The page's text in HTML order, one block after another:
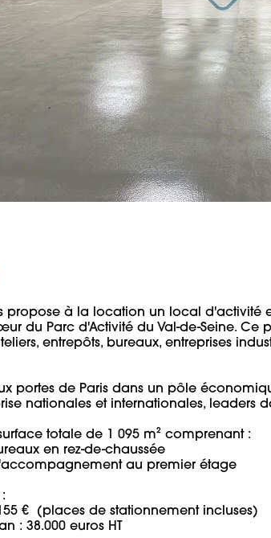
propose à la location un local d'activité
du Parc d'Activité du Val-de-Seine. Ce
entrepôts, bureaux, entreprises
portes de Paris dans un pôle
nationales et internationales, leaders
totale de 1 095 m² comprenant :
en rez-de-chaussée
au premier étage
€  (places de stationnement incluses)
: 38.000 euros HT